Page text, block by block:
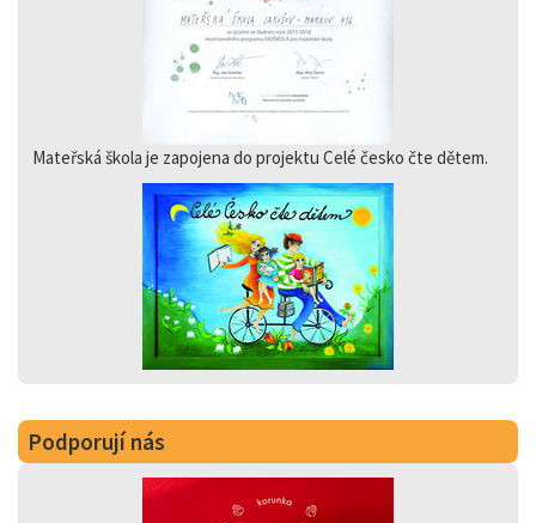
Mateřská škola je zapojena do projektu Celé česko čte dětem.
Podporují nás